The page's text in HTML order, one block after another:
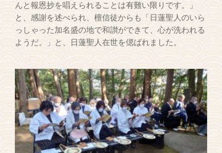
んと報恩抄を唱えられることは有難い限りです。」
と、感謝を述べられ、檀信徒からも「日蓮聖人のいら
っしゃった加名盛の地で和讃ができて、心が洗われる
ようだ。」と、日蓮聖人在世を偲ばれました。